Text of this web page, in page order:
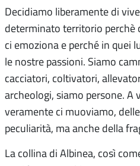
Decidiamo liberamente di
determinato territorio perchè
ci emoziona e perché in quei
le nostre passioni. Siamo
cacciatori, coltivatori,
archeologi, siamo persone.
veramente ci muoviamo,
peculiarità, ma anche della
La collina di Albinea, così